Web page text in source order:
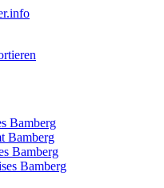
Bamberg
Bamberg
Bamberg
Bamberg